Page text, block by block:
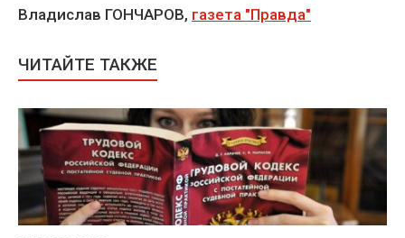
Владислав ГОНЧАРОВ, газета "Правда"
ЧИТАЙТЕ ТАКЖЕ